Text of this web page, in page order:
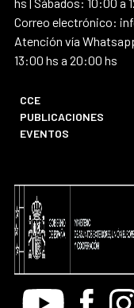
Correo electrónico:
Atención vía
13:00 hs a 20:00 hs
CCE
PUBLICACIONES
EVENTOS
Youtube